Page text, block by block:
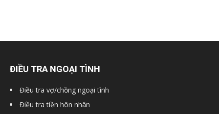
phòng
ĐIỀU TRA NGOẠI TÌNH
Điều tra vợ/chồng ngoại tình
Điều tra tiền hôn nhân